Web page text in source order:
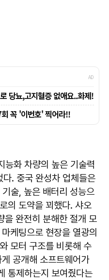
화 차량의 높은 기술력
. 중국 완성차 업체들은
술, 높은 배터리 성능으
의 도약을 꾀했다. 샤오
완전히 분해한 절개 모
케팅으로 현장을 열광의
모터 구조를 비롯해 수
공개해 소프트웨어가
통제하는지 보여줬다는